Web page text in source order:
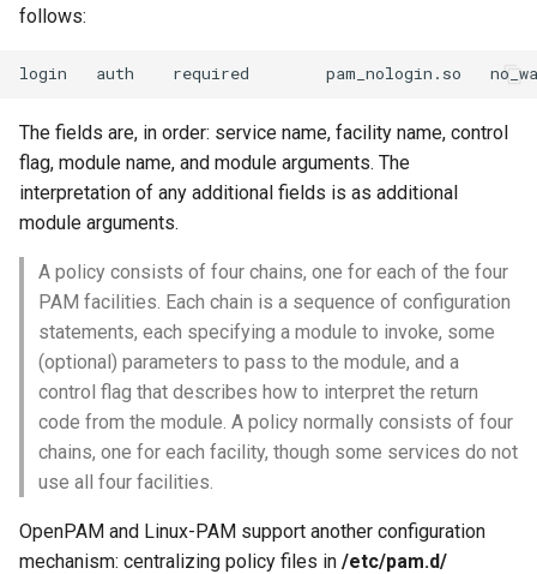
follows:
login auth required pam_nologin.so
The fields are, in order: service name, facility name, control
flag, module name, and module arguments. The
interpretation of any additional fields is as additional
module arguments.
A policy consists of four chains, one for each of the four
PAM facilities. Each chain is a sequence of configuration
statements, each specifying a module to invoke, some
(optional) parameters to pass to the module, and a
control flag that describes how to interpret the return
code from the module. A policy normally consists of four
chains, one for each facility, though some services do not
use all four facilities.
OpenPAM and Linux-PAM support another configuration
mechanism: centralizing policy files in /etc/pam.d/